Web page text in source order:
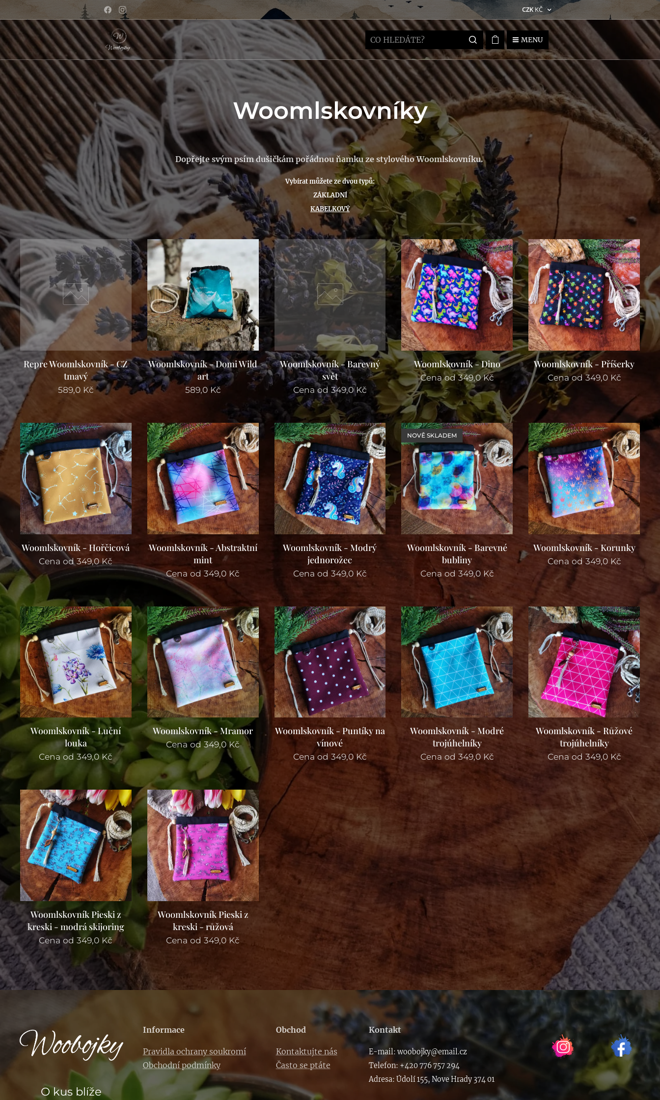
CZKKČ
MENU
Woomlskovníky
Dopřejte svým psím dušičkám pořádnou ňamku ze stylového Woomlskovníku.
Vybírat můžete ze dvou typů:
ZÁKLADNÍ
KABELKOVÝ
Repre Woomlskovník - CZ
tmavý
589,0Kč
Woomlskovník - Domi Wild
art
589,0Kč
Woomlskovník - Barevný
svět
Cena od 349,0Kč
Woomlskovník - Dino
Cena od349,0Kč
Woomlskovník - Příšerky
Cena od349,0Kč
Woomlskovník - Hořčicová
Cena od349,0Kč
Woomlskovník - Abstraktní
mint
Cena od349,0 Kč
Woomlskovník - Modrý
jednorožec
Cena od 349,0Kč
Woomlskovník - Barevné
bubliny
NOVĚ SKLADEM
Cena od 349,0Kč
Woomlskovník - Korunky
Cena od 349,0Kč
Woomlskovník - Luční
louka
Cena od349,0Kč
Woomlskovník - Mramor
Cena od349,0Kč
Woomlskovník - Puntíky na
vínové
Cena od349,0Kč
Woomlskovník - Modré
trojúhelníky
Cena od 349,0Kč
Woomlskovník - Růžové
trojúhelníky
Cena od 349,0Kč
Woomlskovník Pieski z
kreski - modrá skijoring
Cena od349,0 Kč
Woomlskovník Pieski z
kreski - růžová
Cena od349,0 Kč
O kus blíže
Informace
Pravidla ochrany soukromí
Obchodní podmínky
Obchod
Kontaktujte nás
Často se ptáte
Kontakt
E-mail: woobojky@email.cz
Telefon: +420 776 757 294
Adresa: Údolí 155, Nove Hrady 374 01